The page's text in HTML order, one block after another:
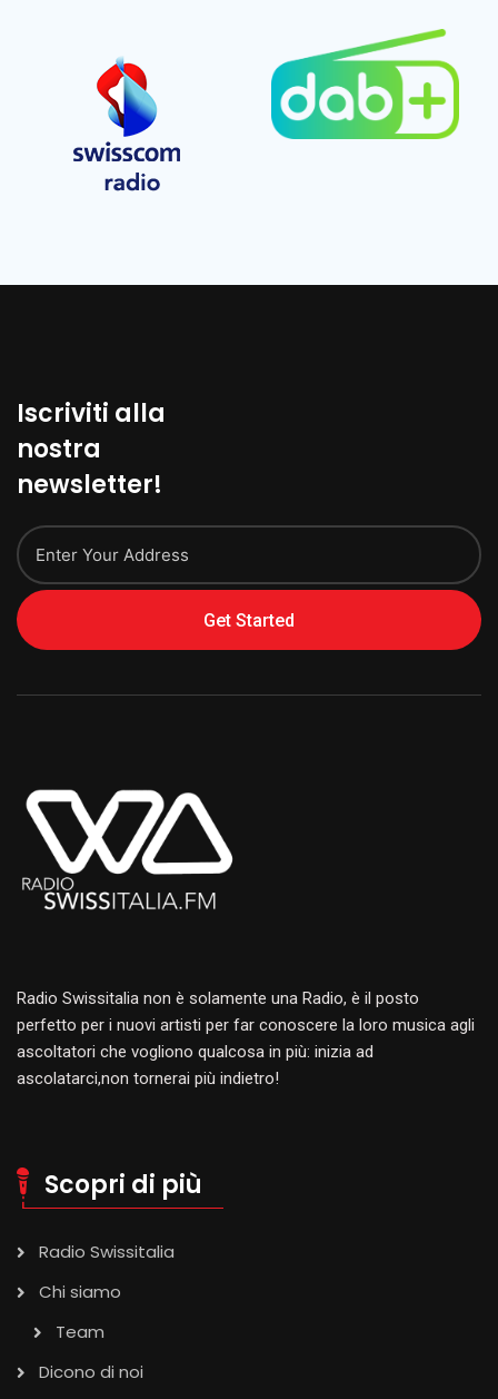
Iscriviti alla
nostra
newsletter!
Get Started
Radio Swissitalia non è solamente una Radio, è il posto
perfetto per i nuovi artisti per far conoscere la loro musica agli
ascoltatori che vogliono qualcosa in più: inizia ad
ascolatarci,non tornerai più indietro!
Scopri di più
Radio Swissitalia
Chi siamo
Team
Dicono di noi